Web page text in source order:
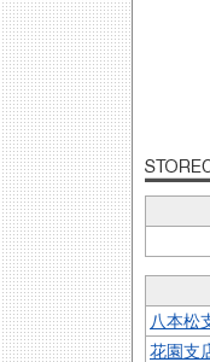
八本松
花園支